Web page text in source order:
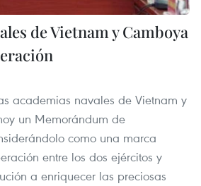
de Vietnam y Camboya
academias navales de Vietnam y
un Memorándum de
como una marca
entre los dos ejércitos y
a enriquecer las preciosas